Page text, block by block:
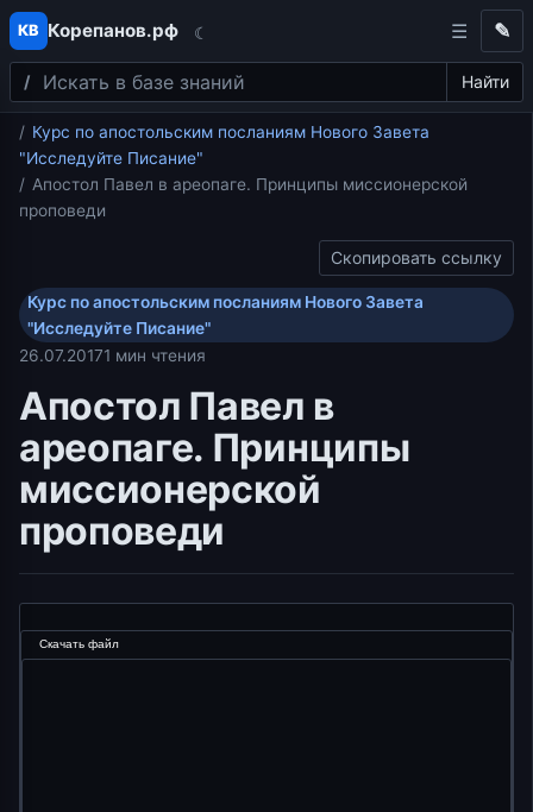
Перейти к содержимому
КВ Корепанов.рф ☾
Поиск Найти
✎
Главная
Курс по апостольским посланиям Нового Завета
"Исследуйте Писание"
Апостол Павел в ареопаге. Принципы миссионерской
проповеди
Скопировать ссылку
Курс по апостольским посланиям Нового Завета
"Исследуйте Писание"
26.07.20171 мин чтения
Апостол Павел в
ареопаге. Принципы
миссионерской
проповеди
Скачать файл